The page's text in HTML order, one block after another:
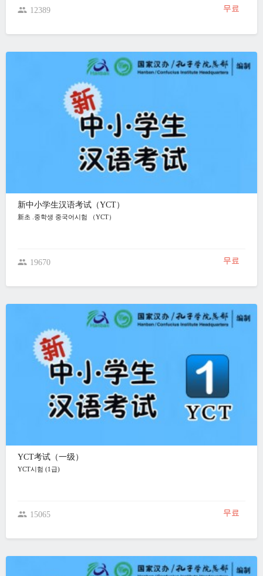
12389 무료
新中小学生汉语考试（YCT）
新초 .중학생 중국어시험 （YCT）
19670 무료
YCT考试（一级）
YCT시험 (1급)
15065 무료